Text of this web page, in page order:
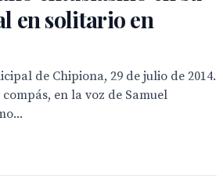
en solitario en
de Chipiona, 29 de julio de 2014.
en la voz de Samuel